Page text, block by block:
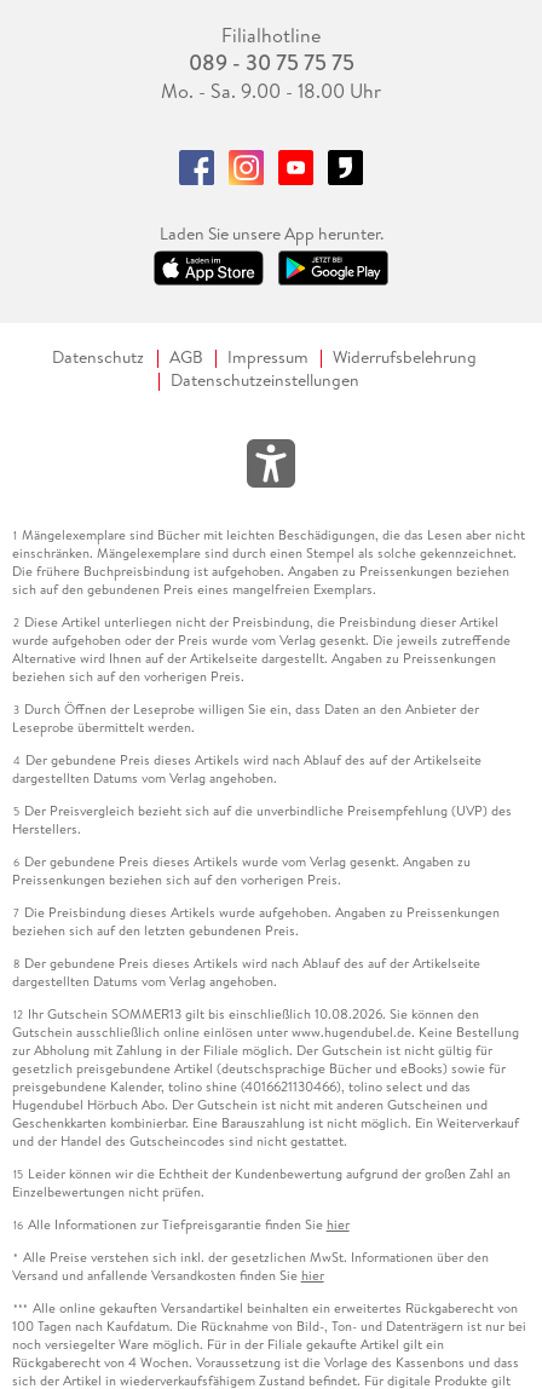
Filialhotline
089 - 30 75 75 75
Mo. - Sa. 9.00 - 18.00 Uhr
Laden Sie unsere App herunter.
Datenschutz AGB Impressum
Widerrufsbelehrung
Datenschutzeinstellungen
1 Mängelexemplare sind Bücher mit leichten Beschädigungen, die das Lesen aber nicht
einschränken. Mängelexemplare sind durch einen Stempel als solche gekennzeichnet.
Die frühere Buchpreisbindung ist aufgehoben. Angaben zu Preissenkungen beziehen
sich auf den gebundenen Preis eines mangelfreien Exemplars.
2 Diese Artikel unterliegen nicht der Preisbindung, die Preisbindung dieser Artikel
wurde aufgehoben oder der Preis wurde vom Verlag gesenkt. Die jeweils zutreffende
Alternative wird Ihnen auf der Artikelseite dargestellt. Angaben zu Preissenkungen
beziehen sich auf den vorherigen Preis.
3 Durch Öffnen der Leseprobe willigen Sie ein, dass Daten an den Anbieter der
Leseprobe übermittelt werden.
4 Der gebundene Preis dieses Artikels wird nach Ablauf des auf der Artikelseite
dargestellten Datums vom Verlag angehoben.
5 Der Preisvergleich bezieht sich auf die unverbindliche Preisempfehlung (UVP) des
Herstellers.
6 Der gebundene Preis dieses Artikels wurde vom Verlag gesenkt. Angaben zu
Preissenkungen beziehen sich auf den vorherigen Preis.
7 Die Preisbindung dieses Artikels wurde aufgehoben. Angaben zu Preissenkungen
beziehen sich auf den letzten gebundenen Preis.
8 Der gebundene Preis dieses Artikels wird nach Ablauf des auf der Artikelseite
dargestellten Datums vom Verlag angehoben.
12 Ihr Gutschein SOMMER13 gilt bis einschließlich 10.08.2026. Sie können den
Gutschein ausschließlich online einlösen unter www.hugendubel.de. Keine Bestellung
zur Abholung mit Zahlung in der Filiale möglich. Der Gutschein ist nicht gültig für
gesetzlich preisgebundene Artikel (deutschsprachige Bücher und eBooks) sowie für
preisgebundene Kalender, tolino shine (4016621130466), tolino select und das
Hugendubel Hörbuch Abo. Der Gutschein ist nicht mit anderen Gutscheinen und
Geschenkkarten kombinierbar. Eine Barauszahlung ist nicht möglich. Ein Weiterverkauf
und der Handel des Gutscheincodes sind nicht gestattet.
15 Leider können wir die Echtheit der Kundenbewertung aufgrund der großen Zahl an
Einzelbewertungen nicht prüfen.
16 Alle Informationen zur Tiefpreisgarantie finden Sie hier
* Alle Preise verstehen sich inkl. der gesetzlichen MwSt. Informationen über den
Versand und anfallende Versandkosten finden Sie hier
*** Alle online gekauften Versandartikel beinhalten ein erweitertes Rückgaberecht von
100 Tagen nach Kaufdatum. Die Rücknahme von Bild-, Ton- und Datenträgern ist nur bei
noch versiegelter Ware möglich. Für in der Filiale gekaufte Artikel gilt ein
Rückgaberecht von 4 Wochen. Voraussetzung ist die Vorlage des Kassenbons und dass
sich der Artikel in wiederverkaufsfähigem Zustand befindet. Für digitale Produkte gilt